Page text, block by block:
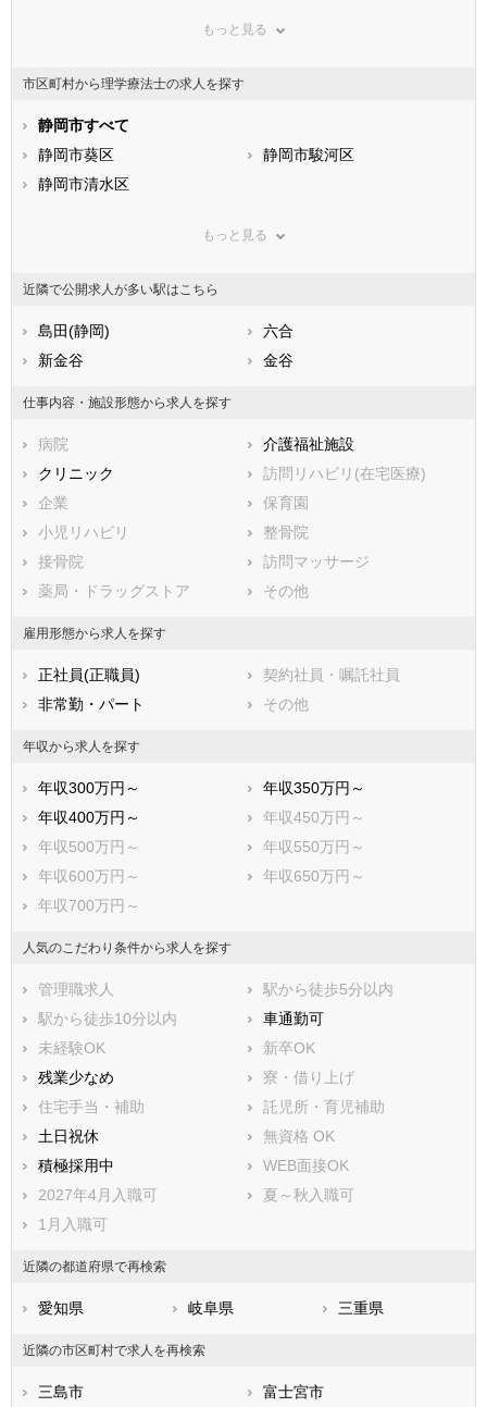
神奈川県
石川県
福井県
静岡県
滋賀県
大阪府
兵庫県
山口県
福岡県
佐賀県
熊本県
鹿児島県
もっと見る
市区町村から理学療法士の求人を探す
静岡市すべて
静岡市葵区
静岡市駿河区
静岡市清水区
浜松市浜名区
市部
沼津市
熱海市
三島市
富士宮市
焼津市
掛川市
藤枝市
御殿場市
袋井市
下田市
裾野市
湖西市
伊豆市
御前崎市
菊川市
伊豆の国市
牧之原市
賀茂郡松崎町
賀茂郡西伊豆町
田方郡函南町
駿東郡清水町
駿東郡長泉町
周智郡森町
もっと見る
近隣で公開求人が多い駅はこちら
島田(静岡)
六合
新金谷
金谷
仕事内容・施設形態から求人を探す
病院
介護福祉施設
クリニック
訪問リハビリ(在宅医療)
企業
保育園
小児リハビリ
整骨院
接骨院
訪問マッサージ
薬局・ドラッグストア
その他
雇用形態から求人を探す
正社員(正職員)
契約社員・嘱託社員
非常勤・パート
その他
年収から求人を探す
年収300万円～
年収350万円～
年収400万円～
年収450万円～
年収500万円～
年収550万円～
年収600万円～
年収650万円～
年収700万円～
人気のこだわり条件から求人を探す
管理職求人
駅から徒歩5分以内
駅から徒歩10分以内
車通勤可
未経験OK
新卒OK
残業少なめ
寮・借り上げ
住宅手当・補助
託児所・育児補助
土日祝休
無資格 OK
積極採用中
WEB面接OK
2027年4月入職可
夏～秋入職可
1月入職可
近隣の都道府県で再検索
愛知県 岐阜県 三重県
近隣の市区町村で求人を再検索
三島市
富士宮市